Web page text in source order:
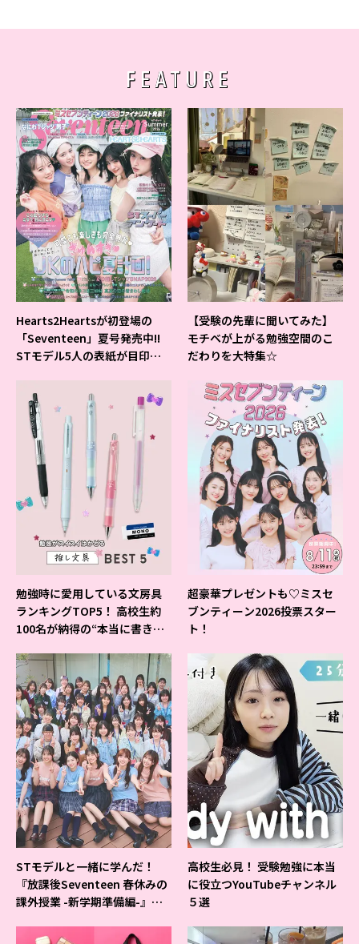
FEATURE
Hearts2Heartsが初登場の
「Seventeen」夏号発売中!!
STモデル5人の表紙が目印だ
【受験の先輩に聞いてみた】
モチベが上がる勉強空間のこ
だわりを大特集☆
勉強時に愛用している文房具
ランキングTOP5！ 高校生約
100名が納得の“本当に書きや
超豪華プレゼントも♡ミスセ
ブンティーン2026投票スター
ト！
STモデルと一緒に学んだ！
『放課後Seventeen 春休みの
課外授業 -新学期準備編-』イ
高校生必見！ 受験勉強に本当
に役立つYouTubeチャンネル
５選